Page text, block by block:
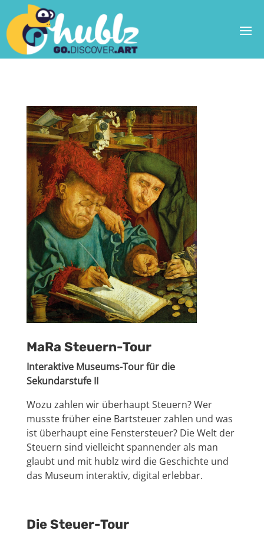
MaRa Steuern-Tour
Interaktive Museums-Tour für die
Sekundarstufe II
Wozu zahlen wir überhaupt Steuern? Wer
musste früher eine Bartsteuer zahlen und was
ist überhaupt eine Fenstersteuer? Die Welt der
Steuern sind vielleicht spannender als man
glaubt und mit hublz wird die Geschichte und
das Museum interaktiv, digital erlebbar.
Die Steuer-Tour